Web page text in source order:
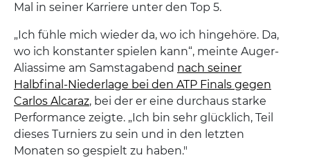
Mal in seiner Karriere unter den Top 5.
„Ich fühle mich wieder da, wo ich hingehöre. Da,
wo ich konstanter spielen kann“, meinte Auger-
Aliassime am Samstagabend nach seiner
Halbfinal-Niederlage bei den ATP Finals gegen
Carlos Alcaraz, bei der er eine durchaus starke
Performance zeigte. „Ich bin sehr glücklich, Teil
dieses Turniers zu sein und in den letzten
Monaten so gespielt zu haben."